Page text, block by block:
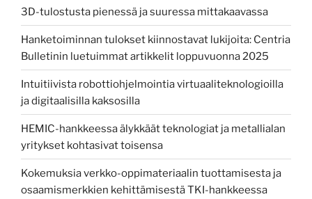
3D-tulostusta pienessä ja suuressa mittakaavassa
Hanketoiminnan tulokset kiinnostavat lukijoita: Centria
Bulletinin luetuimmat artikkelit loppuvuonna 2025
Intuitiivista robottiohjelmointia virtuaaliteknologioilla
ja digitaalisilla kaksosilla
HEMIC-hankkeessa älykkäät teknologiat ja metallialan
yritykset kohtasivat toisensa
Kokemuksia verkko-oppimateriaalin tuottamisesta ja
osaamismerkkien kehittämisestä TKI-hankkeessa